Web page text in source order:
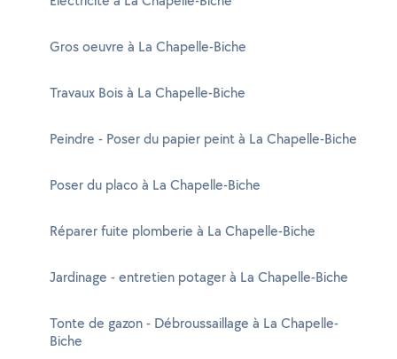
Gros oeuvre à La Chapelle-Biche
Travaux Bois à La Chapelle-Biche
Peindre - Poser du papier peint à La Chapelle-Biche
Poser du placo à La Chapelle-Biche
Réparer fuite plomberie à La Chapelle-Biche
Jardinage - entretien potager à La Chapelle-Biche
Tonte de gazon - Débroussaillage à La Chapelle-
Biche